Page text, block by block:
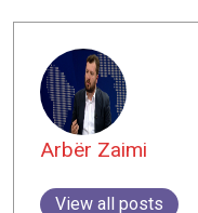
Arbër Zaimi
View all posts